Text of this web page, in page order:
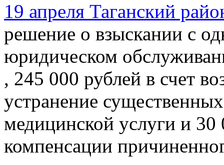
19 апреля Таганский
решение о взыскании с
юридическом
, 245 000 рублей в счет
устранение
медицинской услуги и
компенсации